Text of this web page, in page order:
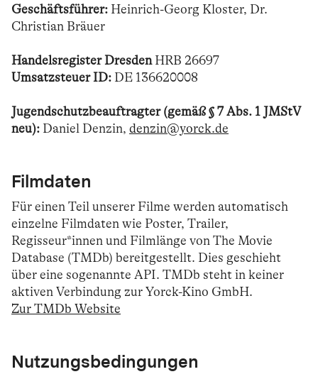
Geschäftsführer: Heinrich-Georg Kloster, Dr.
Christian Bräuer
Handelsregister DresdenHRB 26697
Umsatzsteuer ID: DE 136620008
Jugendschutzbeauftragter (gemäß § 7 Abs. 1 JMStV
neu): Daniel Denzin, denzin@yorck.de
Filmdaten
Für einen Teil unserer Filme werden automatisch
einzelne Filmdaten wie Poster, Trailer,
Regisseur*innen und Filmlänge von The Movie
Database (TMDb) bereitgestellt. Dies geschieht
über eine sogenannte API. TMDb steht in keiner
aktiven Verbindung zur Yorck-Kino GmbH.
Zur TMDb Website
Nutzungsbedingungen